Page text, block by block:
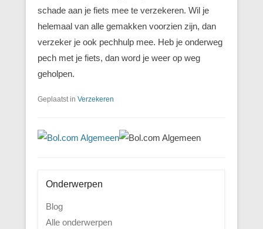
schade aan je fiets mee te verzekeren. Wil je
helemaal van alle gemakken voorzien zijn, dan
verzeker je ook pechhulp mee. Heb je onderweg
pech met je fiets, dan word je weer op weg
geholpen.
Geplaatst in Verzekeren
Onderwerpen
Blog
Alle onderwerpen